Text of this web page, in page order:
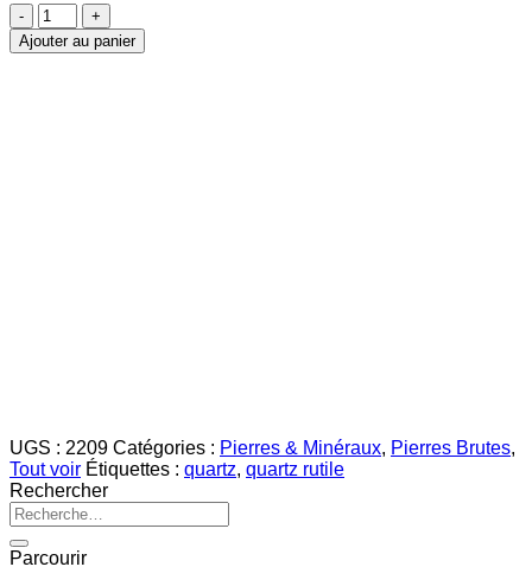
quantité
de
Quartz
Ajouter au panier
UGS : 2209 Catégories : Pierres & Minéraux, Pierres Brutes,
Tout voir Étiquettes : quartz, quartz rutile
Rechercher
Recherche
pour :
Parcourir